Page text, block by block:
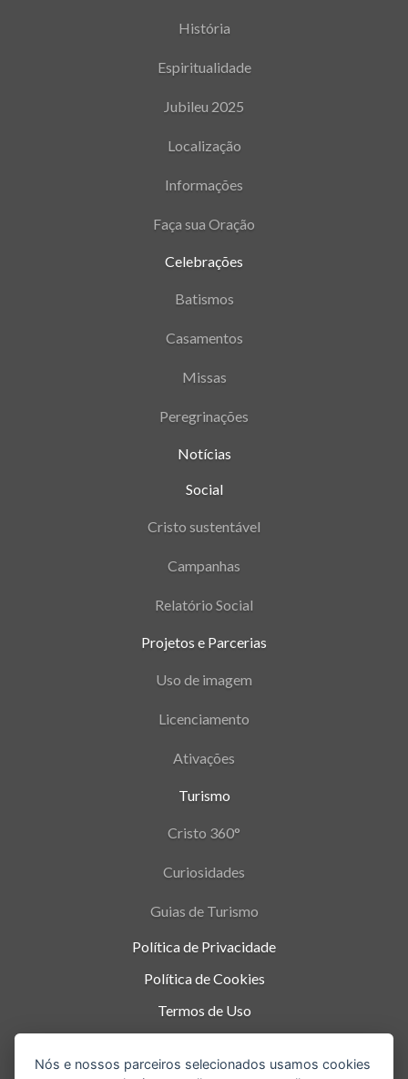
História
Espiritualidade
Jubileu 2025
Localização
Informações
Faça sua Oração
Celebrações
Batismos
Casamentos
Missas
Peregrinações
Notícias
Social
Cristo sustentável
Campanhas
Relatório Social
Projetos e Parcerias
Uso de imagem
Licenciamento
Ativações
Turismo
Cristo 360°
Curiosidades
Guias de Turismo
Política de Privacidade
Política de Cookies
Termos de Uso
Rio de Janeiro-RJ
Nós e nossos parceiros selecionados usamos cookies